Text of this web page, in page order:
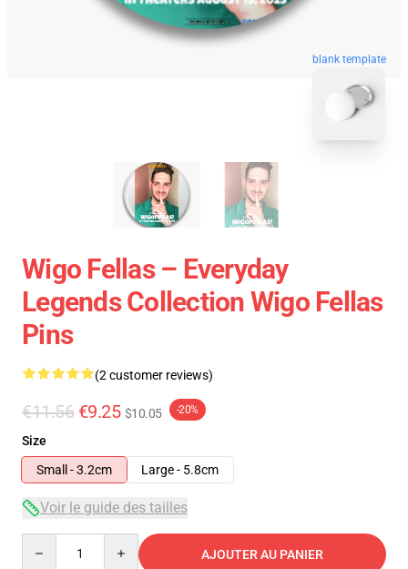
blank template
Wigo Fellas – Everyday
Legends Collection Wigo Fellas
Pins
(2 customer reviews)
€11.56 €9.25 $10.05 -20%
Size
Small - 3.2cm
Large - 5.8cm
Voir le guide des tailles
AJOUTER AU PANIER